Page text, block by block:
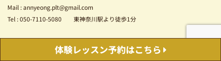
体験レッスン予約はこちら
Mail : annyeong.plt@gmail.com
Tel : 050-7110-5080 東神奈川駅より徒歩1分
Copyright © 2026 マシンピラティス マンツーマン アンニョンピラティス横浜